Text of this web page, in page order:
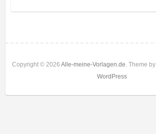
Copyright © 2026 Alle-meine-Vorlagen.de. Theme by
WordPress